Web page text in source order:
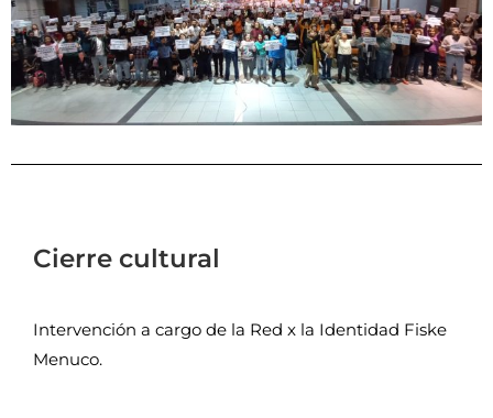
Cierre cultural
Intervención a cargo de la Red x la Identidad Fiske
Menuco.